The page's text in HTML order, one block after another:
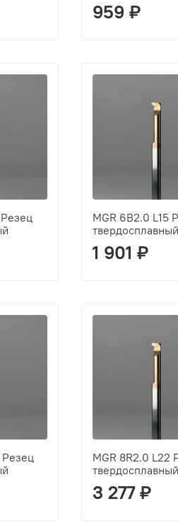
959 ₽
MGR 6B2.0 L15
твердосплавный
1 901 ₽
Резец
MGR 8R2.0 L22
твердосплавный
3 277 ₽